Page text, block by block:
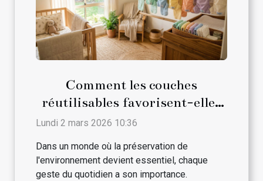
Comment les couches
réutilisables favorisent-elles
le développement durable ?
Lundi 2 mars 2026 10:36
Dans un monde où la préservation de
l'environnement devient essentiel, chaque
geste du quotidien a son importance.